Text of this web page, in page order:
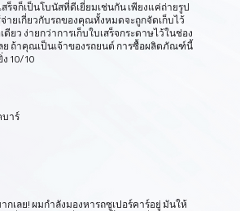
กเลย! ผมกำลังมองหารถซูเปอร์คาร์อยู่ มันให้
ร็จก็เป็นโบนัสที่ดีเยี่ยมเช่นกัน เพียงแค่ถ่ายรูป
จ่ายเกี่ยวกับรถของคุณทั้งหมดจะถูกจัดเก็บไว้
ดียว ง่ายกว่าการเก็บใบเสร็จกระดาษไว้ในช่อง
ลย ถ้าคุณเป็นเจ้าของรถยนต์ การซื้อผลิตภัณฑ์นี้
10/10
บาร์